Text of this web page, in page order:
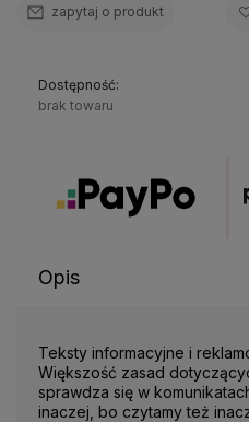
zapytaj o produkt
Dostępność:
brak towaru
Opis
Teksty informacyjne i
Większość zasad
sprawdza się w
inaczej, bo czytamy też